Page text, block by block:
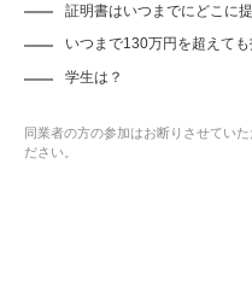
証明書はいつまでにどこに
いつまで130万円を超えて
学生
同業者の方の参加はお断りさせてい
ださい。